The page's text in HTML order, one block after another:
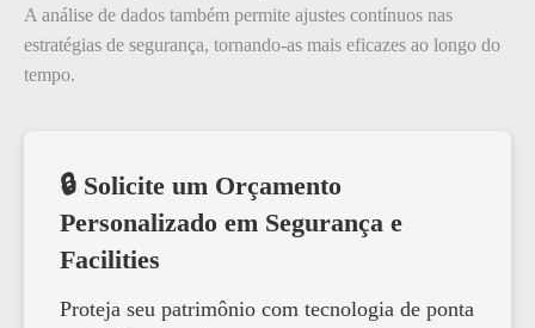
A análise de dados também permite ajustes contínuos nas
estratégias de segurança, tornando-as mais eficazes ao longo do
tempo.
🔒 Solicite um Orçamento
Personalizado em Segurança e
Facilities
Proteja seu patrimônio com tecnologia de ponta